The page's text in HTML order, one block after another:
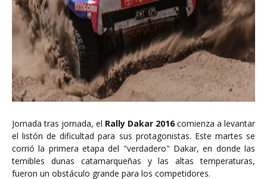
Jornada tras jornada, el Rally Dakar 2016 comienza a levantar
el listón de dificultad para sus protagonistas. Este martes se
corrió la primera etapa del "verdadero" Dakar, en donde las
temibles dunas catamarqueñas y las altas temperaturas,
fueron un obstáculo grande para los competidores.